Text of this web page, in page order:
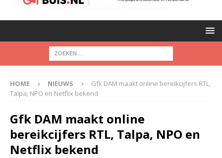
HOME NIEUWS
Gfk DAM maakt online bereikcijfers RTL,
Talpa, NPO en Netflix bekend
Gfk DAM maakt online
bereikcijfers RTL, Talpa, NPO en
Netflix bekend